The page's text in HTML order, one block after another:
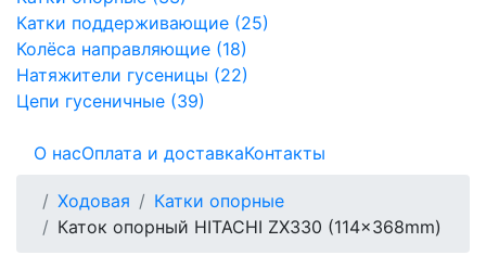
Катки поддерживающие (25)
Колёса направляющие (18)
Натяжители гусеницы (22)
Цепи гусеничные (39)
О насОплата и доставкаКонтакты
Ходовая
Катки опорные
Каток опорный HITACHI ZX330 (114x368mm)